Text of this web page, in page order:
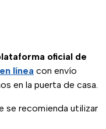
oficial de
línea con envío
en la puerta de casa.
se recomienda utilizar